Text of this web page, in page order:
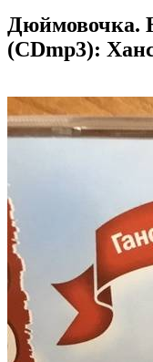
Дюймовочка.
(CDmp3):